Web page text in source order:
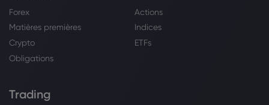
Forex
Actions
Matières premières
Indices
Crypto
ETFs
Obligations
Trading